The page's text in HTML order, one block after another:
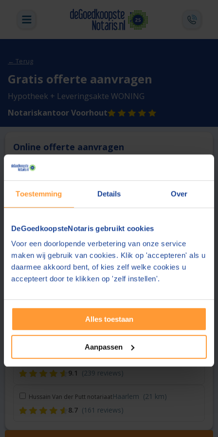
Toestemming Details Over
DeGoedkoopsteNotaris gebruikt cookies
Voor een doorlopende verbetering van onze service
maken wij gebruik van cookies. Klik op 'accepteren' als u
daarmee akkoord bent, of kies zelf welke cookies u
accepteert door te klikken op 'zelf instellen'.
Alles toestaan
Aanpassen
← Terug
Gratis offerte aanvragen
Hypotheek + Leveringsakte WONING
Notariskantoor Voorhout
Online offerte aanvragen
Deze notaris biedt momenteel niet de mogelijkheid online
1 Vergelijk en bespaar
Vraag een offerte aan bij een andere notaris in de buurt
Bakker & Neve NotarissenLeiderdorp (9 km)
7.9
(180 reviews)
Gopisingh Van Os Notarissen
8.3 (158 reviews)
De Boer Advies & NotariaatHoofddorp
8.5 (159 reviews)
Notariaat StatenhagheDen Haag (21 km)
9.1 (239 reviews)
Hussain Van der Putt notariaatHaarlem (21 km)
8.7 (161 reviews)